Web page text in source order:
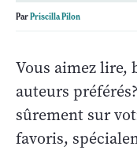
ParPriscilla Pilon
Vous aimez lire,
auteurs
sûrement sur
favoris,